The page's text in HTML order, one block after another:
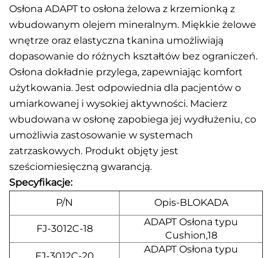
Osłona ADAPT to osłona żelowa z krzemionką z
wbudowanym olejem mineralnym. Miękkie żelowe
wnętrze oraz elastyczna tkanina umożliwiają
dopasowanie do różnych kształtów bez ograniczeń.
Osłona dokładnie przylega, zapewniając komfort
użytkowania. Jest odpowiednia dla pacjentów o
umiarkowanej i wysokiej aktywności. Macierz
wbudowana w osłonę zapobiega jej wydłużeniu, co
umożliwia zastosowanie w systemach
zatrzaskowych. Produkt objęty jest
sześciomiesięczną gwarancją.
Specyfikacje:
P/N
Opis-BLOKADA
FJ-3012C-18
ADAPT Osłona typu
Cushion,18
ADAPT Osłona typu